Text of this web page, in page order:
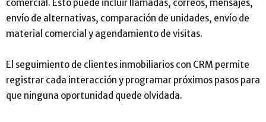
comercial. Esto puede incluir llamadas, correos, mensajes,
envío de alternativas, comparación de unidades, envío de
material comercial y agendamiento de visitas.
El seguimiento de clientes inmobiliarios con CRM permite
registrar cada interacción y programar próximos pasos para
que ninguna oportunidad quede olvidada.